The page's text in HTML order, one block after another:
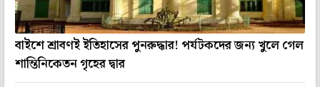
বাইশে শ্রাবণই ইতিহাসের পুনরুদ্ধার! পর্যটকদের জন্য খুলে গেল
শান্তিনিকেতন গৃহের দ্বার